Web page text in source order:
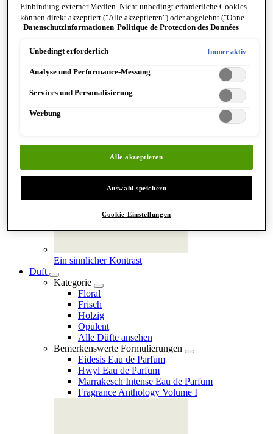
Resurrection Aromatique Hand Wash
Eleos Aromatique Hand Balm
Antithesis Intense Body Cleanser
Entdecken Sie Hand & Körper
Ein sinnlicher Kontrast
Duft
Kategorie
Floral
Frisch
Holzig
Opulent
Alle Düfte ansehen
Bemerkenswerte Formulierungen
Eidesis Eau de Parfum
Hwyl Eau de Parfum
Marrakesch Intense Eau de Parfum
Fragrance Anthology Volume I
Einbindung externer Medien. Nicht unbedingt erforderliche Cookies
können direkt akzeptiert ("Alle akzeptieren") oder abgelehnt ("Ohne
Einwilligung fortfahren") werden. Individuelle Anpassungen der
speichern"). Die Auswahl kann jederzeit unter dem Link "Cookie-
Datenschutzinformationen.
Datenschutzinformationen Politique de Protection des Données
Unbedingt erforderlich Immer aktiv
Analyse und Performance-Messung
Services und Personalisierung
Werbung
Alle akzeptieren
Auswahl speichern
Cookie-Einstellungen